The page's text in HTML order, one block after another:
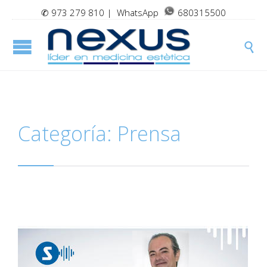
✆ 973 279 810 | WhatsApp 680315500

Categoría: Prensa